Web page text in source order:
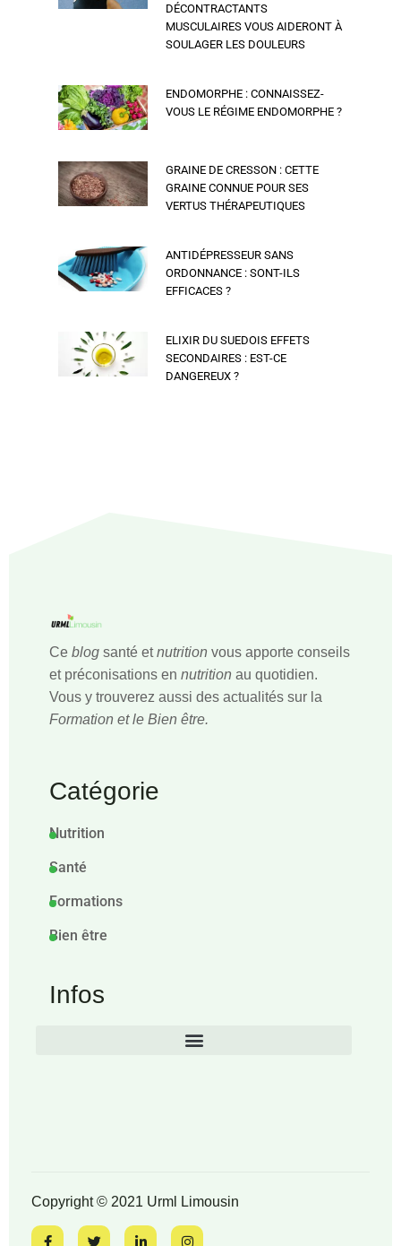
DÉCONTRACTANTS
MUSCULAIRES VOUS AIDERONT À
SOULAGER LES DOULEURS
ENDOMORPHE : CONNAISSEZ-
VOUS LE RÉGIME ENDOMORPHE ?
GRAINE DE CRESSON : CETTE
GRAINE CONNUE POUR SES
VERTUS THÉRAPEUTIQUES
ANTIDÉPRESSEUR SANS
ORDONNANCE : SONT-ILS
EFFICACES ?
ELIXIR DU SUEDOIS EFFETS
SECONDAIRES : EST-CE
DANGEREUX ?
Ce blog santé etnutrition vous apporte conseils
et préconisations en nutrition au quotidien.
Vous y trouverez aussi des actualités sur la
Formation et le Bien être.
Catégorie
Nutrition
Santé
Formations
Bien être
Infos
Copyright © 2021 Urml Limousin